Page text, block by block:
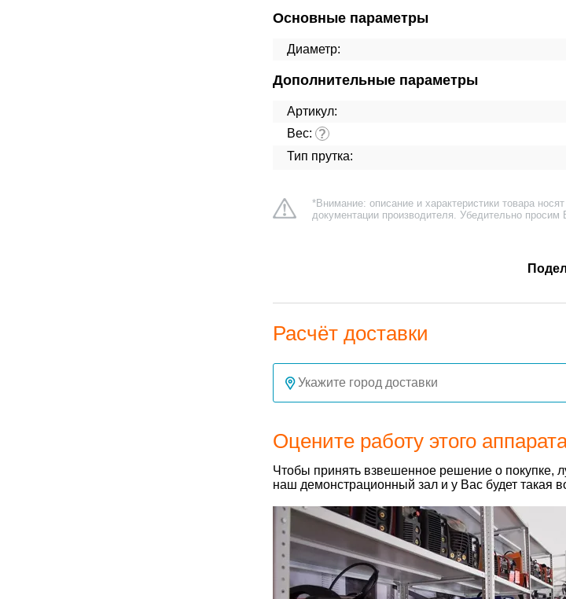
Основные параметры
Диаметр:
Дополнительные параметры
Артикул:
Вес: ?
Тип прутка:
*Внимание: описание и характеристики товара
документации производителя. Убедительно
Расчёт доставки
Оцените работу этого
Чтобы принять взвешенное решение о покупке,
наш демонстрационный зал и у Вас будет такая